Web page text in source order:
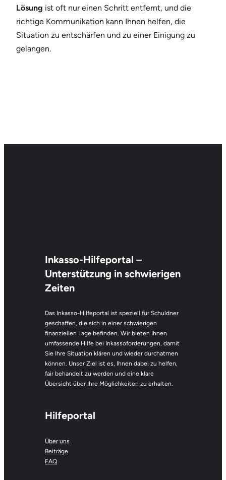
Lösung ist oft nur einen Schritt entfernt, und die
richtige Kommunikation kann Ihnen helfen, die
Situation zu entschärfen und zu einer Einigung zu
gelangen.
Inkasso-Hilfeportal –
Unterstützung in schwierigen
Zeiten
Das Inkasso-Hilfeportal ist speziell für Schuldner
geschaffen, die sich in einer schwierigen
finanziellen Lage befinden. Wir bieten Ihnen
umfassende Hilfe bei Inkassoforderungen, damit
Sie Ihre Situation klären und wieder durchatmen
können. Unser Ziel ist es, Ihnen dabei zu helfen,
fair behandelt zu werden und eine klare
Übersicht über Ihre Möglichkeiten zu erhalten.
Hilfeportal
Über uns
Beiträge
FAQ